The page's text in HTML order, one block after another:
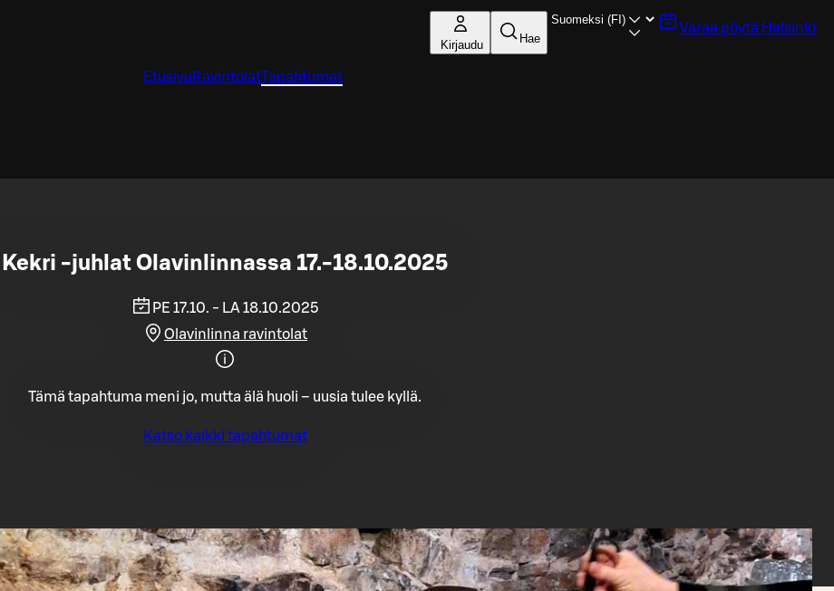
Kirjaudu Hae
Varaa pöytä Helsinki
Etusivu RavintolatTapahtumat
Kekri -juhlat Olavinlinnassa 17.-18.10.2025
PE 17.10. - LA 18.10.2025
Olavinlinna ravintolat
Tämä tapahtuma meni jo, mutta älä huoli – uusia tulee kyllä.
Katso kaikki tapahtumat